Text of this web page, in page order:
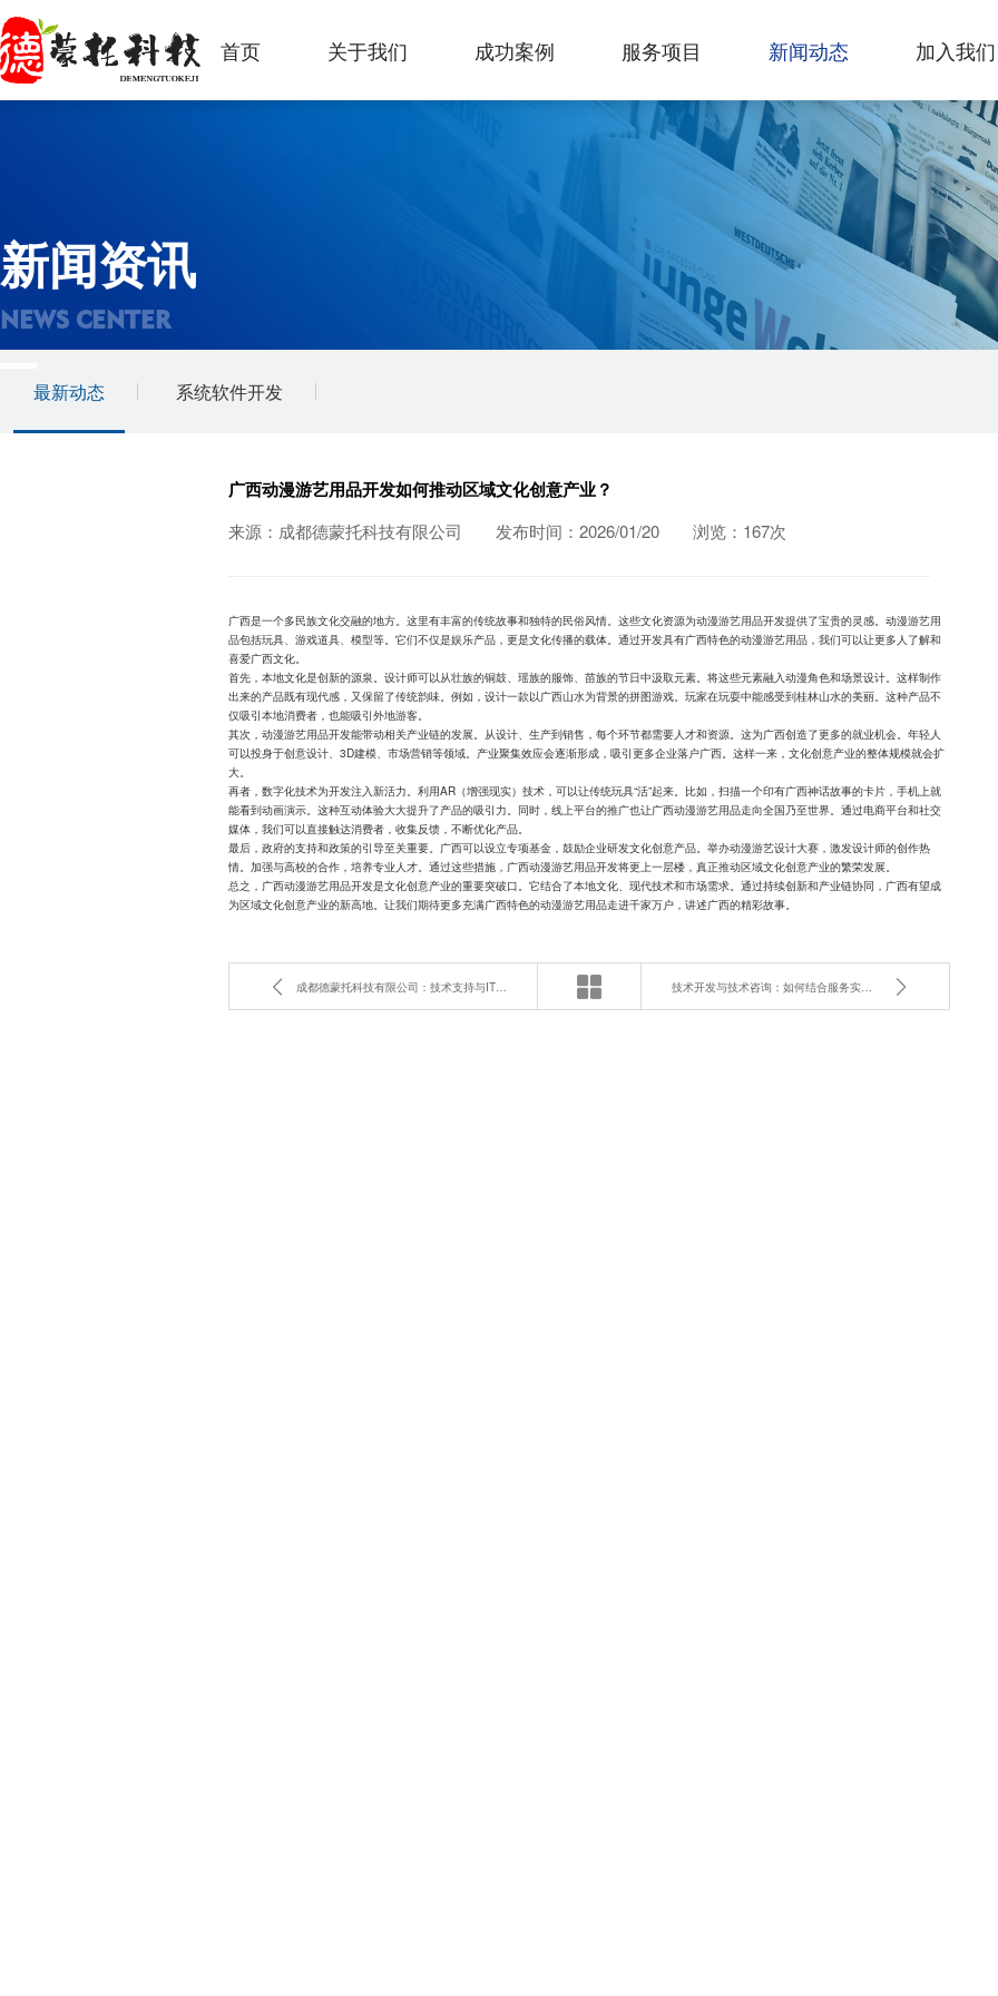
首页 关于我们 成功案例 服务项目 新闻动态 加入我们
新闻资讯
NEWS CENTER
最新动态 系统软件开发
广西动漫游艺用品开发如何推动区域文化创意产业？
来源：成都德蒙托科技有限公司 发布时间：2026/01/20 浏览：167次
广西是一个多民族文化交融的地方。这里有丰富的传统故事和独特的民俗风情。这些文化资源为动漫游艺用品开发提供了宝贵的灵感。动漫游艺用
品包括玩具、游戏道具、模型等。它们不仅是娱乐产品，更是文化传播的载体。通过开发具有广西特色的动漫游艺用品，我们可以让更多人了解和
喜爱广西文化。
首先，本地文化是创新的源泉。设计师可以从壮族的铜鼓、瑶族的服饰、苗族的节日中汲取元素。将这些元素融入动漫角色和场景设计。这样制作
出来的产品既有现代感，又保留了传统韵味。例如，设计一款以广西山水为背景的拼图游戏。玩家在玩耍中能感受到桂林山水的美丽。这种产品不
仅吸引本地消费者，也能吸引外地游客。
其次，动漫游艺用品开发能带动相关产业链的发展。从设计、生产到销售，每个环节都需要人才和资源。这为广西创造了更多的就业机会。年轻人
可以投身于创意设计、3D建模、市场营销等领域。产业聚集效应会逐渐形成，吸引更多企业落户广西。这样一来，文化创意产业的整体规模就会扩
大。
再者，数字化技术为开发注入新活力。利用AR（增强现实）技术，可以让传统玩具“活”起来。比如，扫描一个印有广西神话故事的卡片，手机上就
能看到动画演示。这种互动体验大大提升了产品的吸引力。同时，线上平台的推广也让广西动漫游艺用品走向全国乃至世界。通过电商平台和社交
媒体，我们可以直接触达消费者，收集反馈，不断优化产品。
最后，政府的支持和政策的引导至关重要。广西可以设立专项基金，鼓励企业研发文化创意产品。举办动漫游艺设计大赛，激发设计师的创作热
情。加强与高校的合作，培养专业人才。通过这些措施，广西动漫游艺用品开发将更上一层楼，真正推动区域文化创意产业的繁荣发展。
总之，广西动漫游艺用品开发是文化创意产业的重要突破口。它结合了本地文化、现代技术和市场需求。通过持续创新和产业链协同，广西有望成
为区域文化创意产业的新高地。让我们期待更多充满广西特色的动漫游艺用品走进千家万户，讲述广西的精彩故事。
成都德蒙托科技有限公司：技术支持与IT咨询如何助力企业升级？